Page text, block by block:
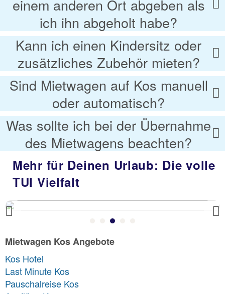
einem anderen Ort abgeben als
ich ihn abgeholt habe?
Kann ich einen Kindersitz oder
zusätzliches Zubehör mieten?
Sind Mietwagen auf Kos manuell
oder automatisch?
Was sollte ich bei der Übernahme
des Mietwagens beachten?
Mehr für Deinen Urlaub: Die volle
TUI Vielfalt
Previous
Mietwagen Kos Angebote
Kos Hotel
Last Minute Kos
Pauschalreise Kos